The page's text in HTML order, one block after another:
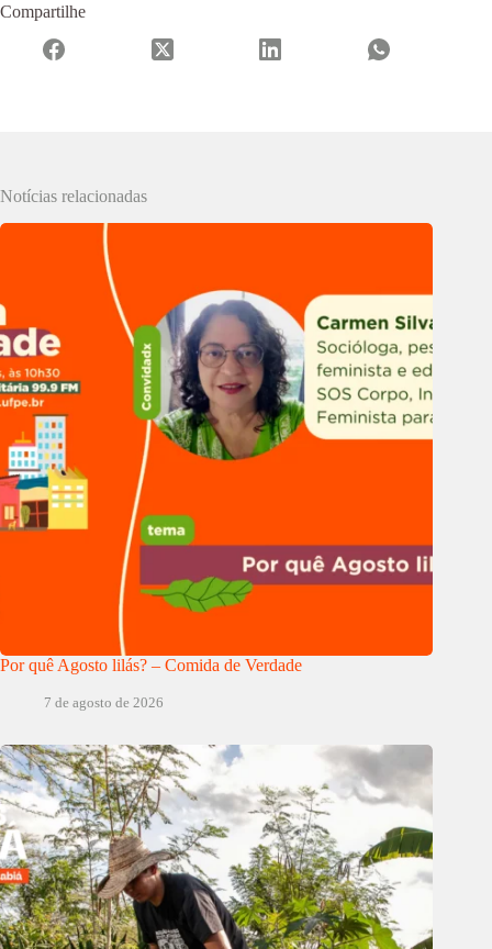
Compartilhe
Notícias relacionadas
Por quê Agosto lilás? – Comida de Verdade
7 de agosto de 2026